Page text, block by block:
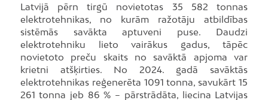
Latvijā pērn tirgū novietotas 35 582 tonnas
elektrotehnikas, no kurām ražotāju atbildības
sistēmās savākta aptuveni puse. Daudzi
elektrotehniku lieto vairākus gadus, tāpēc
novietoto preču skaits no savāktā apjoma var
krietni atšķirties. No 2024. gadā savāktās
elektrotehnikas reģenerēta 1091 tonna, savukārt 15
261 tonna jeb 86 % – pārstrādāta, liecina Latvijas